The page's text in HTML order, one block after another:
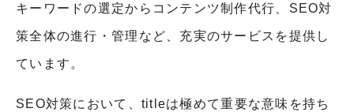
キーワードの選定からコンテンツ制作代行、SEO対
策全体の進行・管理など、充実のサービスを提供し
ています。
SEO対策において、titleは極めて重要な意味を持ち